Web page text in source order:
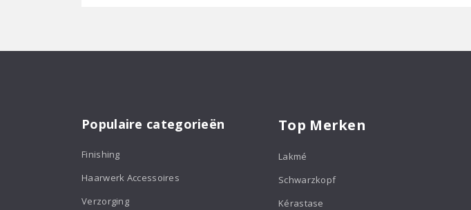
Populaire categorieën
Finishing
Haarwerk Accessoires
Verzorging
Top Merken
Lakmé
Schwarzkopf
Kérastase